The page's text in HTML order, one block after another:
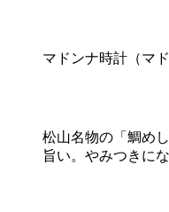
マドンナ時計（マ
松山名物の「鯛め
旨い。やみつきに